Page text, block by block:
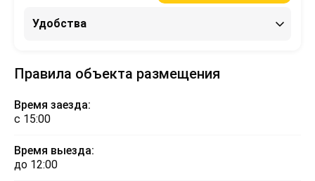
Удобства
Правила объекта размещения
Время заезда:
с 15:00
Время выезда:
до 12:00